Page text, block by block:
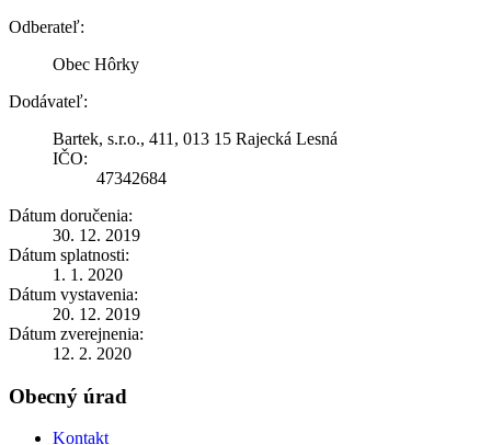
Odberateľ:
Obec Hôrky
Dodávateľ:
Bartek, s.r.o., 411, 013 15 Rajecká Lesná
IČO:
47342684
Dátum doručenia:
30. 12. 2019
Dátum splatnosti:
1. 1. 2020
Dátum vystavenia:
20. 12. 2019
Dátum zverejnenia:
12. 2. 2020
Obecný úrad
Kontakt